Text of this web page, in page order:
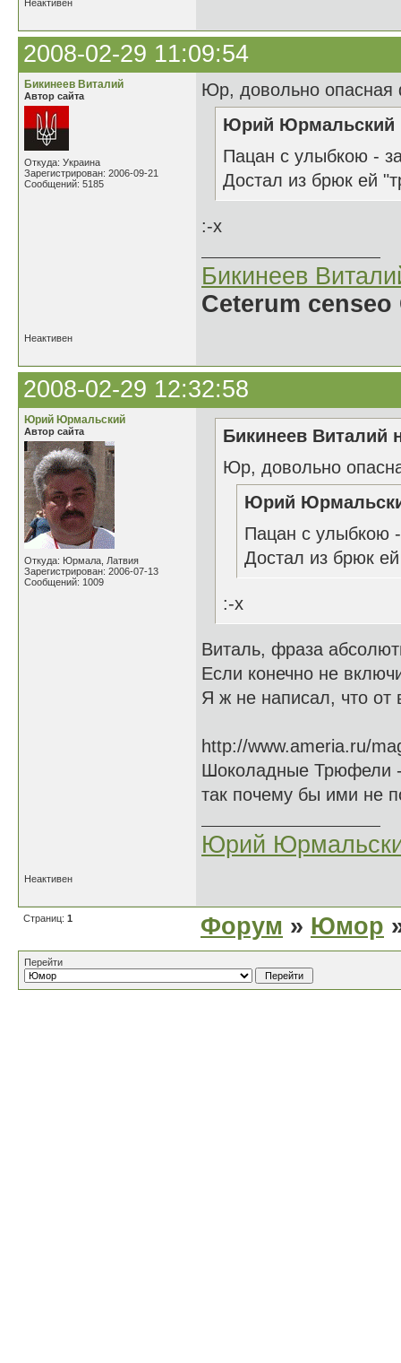
Неактивен
2008-02-29 11:09:54
Бикинеев Виталий
Автор сайта
Откуда: Украина
Зарегистрирован: 2006-09-21
Сообщений: 5185
Юр, довольно опасная
Юрий Юрмальский
Пацан с улыбкою
Достал из брюк ей
:-x
Бикинеев
Ceterum
Неактивен
2008-02-29 12:32:58
Юрий Юрмальский
Автор сайта
Откуда: Юрмала, Латвия
Зарегистрирован: 2006-07-13
Сообщений: 1009
Бикинеев Виталий
Юр, довольно
Юрий
Пацан с
Достал из брюк
:-x
Виталь, фраза
Если конечно не
Я ж не написал, что
http://www.ameria.ru/
Шоколадные Трюфели -
так почему бы ими не
Юрий
Неактивен
Страниц: 1 Форум » Юмор
Перейти